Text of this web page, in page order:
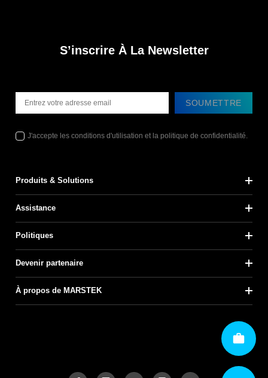
Produits & Solutions
Assistance
Politiques
Devenir partenaire
À propos de MARSTEK
S’inscrire À La Newsletter
SOUMETTRE
J'accepte les conditions d'utilisation et la politique de confidentialité.